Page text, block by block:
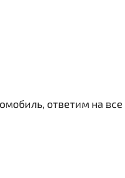
ответим на